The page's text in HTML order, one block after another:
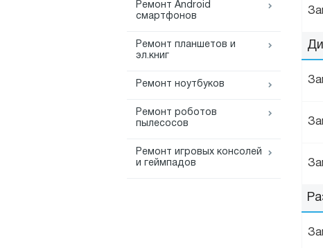
Ремонт Android
смартфонов
Ремонт планшетов и
эл.книг
Ремонт ноутбуков
Ремонт роботов
пылесосов
Ремонт игровых консолей
и геймпадов